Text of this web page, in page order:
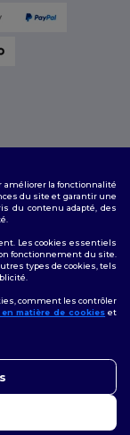
|Politique de
|Geel|
améliorer la fonctionnalité
du site et garantir une
du contenu adapté, des
Les cookies essentiels
fonctionnement du site.
types de cookies, tels
comment les contrôler
matière de cookies et
à tout